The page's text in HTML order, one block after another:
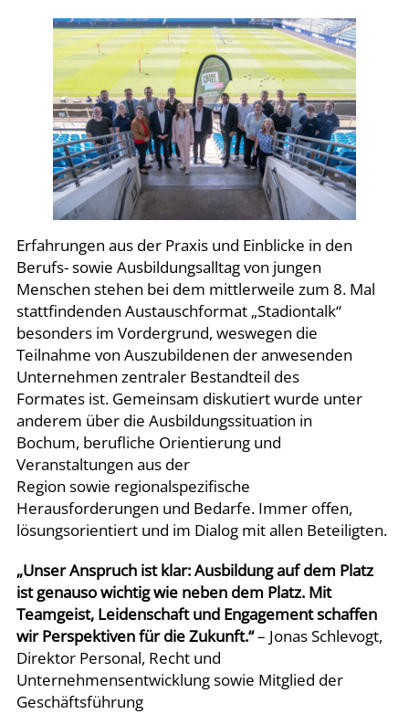
Erfahrungen aus der Praxis und Einblicke in den
Berufs- sowie Ausbildungsalltag von jungen
Menschen stehen bei dem mittlerweile zum 8. Mal
stattfindenden Austauschformat „Stadiontalk“
besonders im Vordergrund, weswegen die
Teilnahme von Auszubildenen der anwesenden
Unternehmen zentraler Bestandteil des
Formates ist. Gemeinsam diskutiert wurde unter
anderem über die Ausbildungssituation in
Bochum, berufliche Orientierung und
Veranstaltungen aus der
Region sowie regionalspezifische
Herausforderungen und Bedarfe. Immer offen,
lösungsorientiert und im Dialog mit allen Beteiligten.
„Unser Anspruch ist klar: Ausbildung auf dem Platz
ist genauso wichtig wie neben dem Platz. Mit
Teamgeist, Leidenschaft und Engagement schaffen
wir Perspektiven für die Zukunft.“– Jonas Schlevogt,
Direktor Personal, Recht und
Unternehmensentwicklung sowie Mitglied der
Geschäftsführung